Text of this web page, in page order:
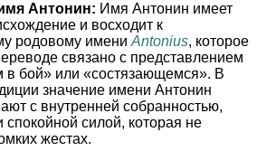
Антонин: Имя Антонин имеет
и восходит к
родовому имени Antonius, которое
связано с представлением
в бой» или «состязающемся». В
значение имени Антонин
с внутренней собранностью,
спокойной силой, которая не
жестах.